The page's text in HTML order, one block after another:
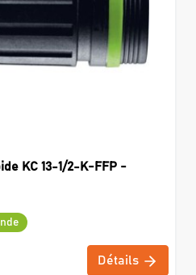
KC 13-1/2-K-FFP -
Détails